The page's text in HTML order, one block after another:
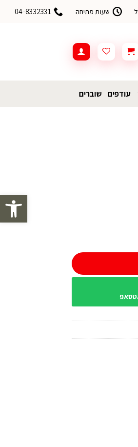
פתח
שעות פתיחה 04-8332331
עודפים שוברים